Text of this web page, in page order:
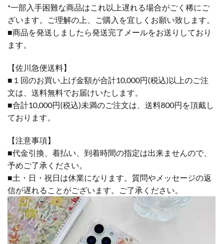
*一部入手困難な商品はこれ以上遅れる場合がごく稀にご
ざいます。ご理解の上、ご購入を宜しくお願い致します。
■商品を発送しましたら発送完了メールをお送りしており
ます。
【佐川急便送料】
■１回のお買い上げ金額が合計10,000円(税込)以上のご注
文は、送料無料でお届けいたします。
■合計10,000円(税込)未満のご注文は、送料800円を頂戴し
ております。
【注意事項】
■代金引換、着払い、到着時間の指定は出来ませんので、
予めご了承ください。
■土・日・祝日は休業になります。質問やメッセージの返
信が遅れることがございます。ご了承ください。